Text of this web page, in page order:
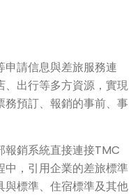
請信息與差旅服務連
、出行等多方資源，實現
務預訂、報銷的事前、事
報銷系統直接連接TMC
，引用企業的差旅標準
與標準、住宿標準及其他